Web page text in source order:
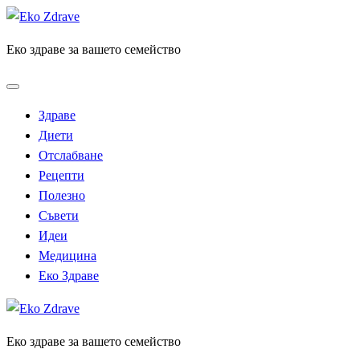
Skip
content
Еко здраве за вашето семейство
Здраве
Диети
Отслабване
Рецепти
Полезно
Съвети
Идеи
Медицина
Еко Здраве
Еко здраве за вашето семейство